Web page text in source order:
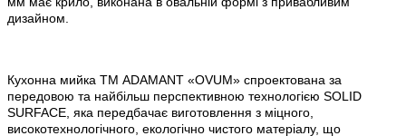
дизайном.
Кухонна мийка ТМ ADAMANT «OVUM» спроектована за
передовою та найбільш перспективною технологією SOLID
SURFACE, яка передбачає виготовлення з міцного,
високотехнологічного, екологічно чистого матеріалу, що